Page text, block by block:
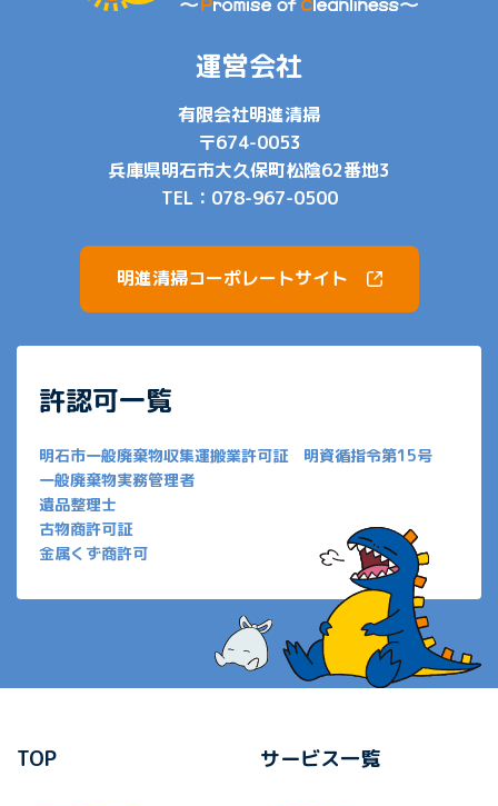
運営会社
有限会社明進清掃
〒674-0053
兵庫県明石市大久保町松陰62番地3
TEL： 078-967-0500
明進清掃コーポレートサイト
許認可一覧
明石市一般廃棄物収集運搬業許可証 明資循指令第15号
一般廃棄物実務管理者
遺品整理士
古物商許可証
金属くず商許可
TOP サービス一覧